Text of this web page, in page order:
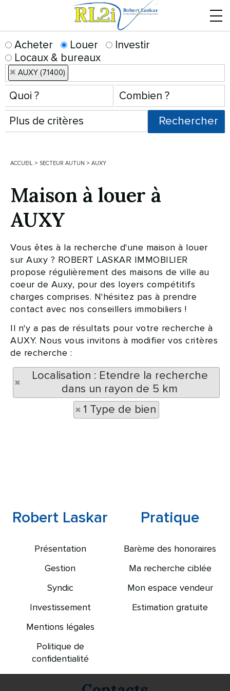
Acheter Louer
Investir
Locaux & bureaux
AUXY (71400)
ACCUEIL > SECTEUR AUTUN > AUXY
Maison à louer à
AUXY
Vous êtes à la recherche d'une maison à louer
sur Auxy ? ROBERT LASKAR IMMOBILIER
propose régulièrement des maisons de ville au
coeur de Auxy, pour des loyers compétitifs
charges comprises. N'hésitez pas à prendre
contact avec nos conseillers immobiliers !
Il n'y a pas de résultats pour votre recherche à
AUXY. Nous vous invitons à modifier vos critères
de recherche :
Localisation : Etendre la recherche
dans un rayon de 5 km
1 Type de bien
Robert Laskar
Présentation
Gestion
Syndic
Investissement
Mentions légales
Politique de
confidentialité
Pratique
Barème des honoraires
Ma recherche ciblée
Mon espace vendeur
Estimation gratuite